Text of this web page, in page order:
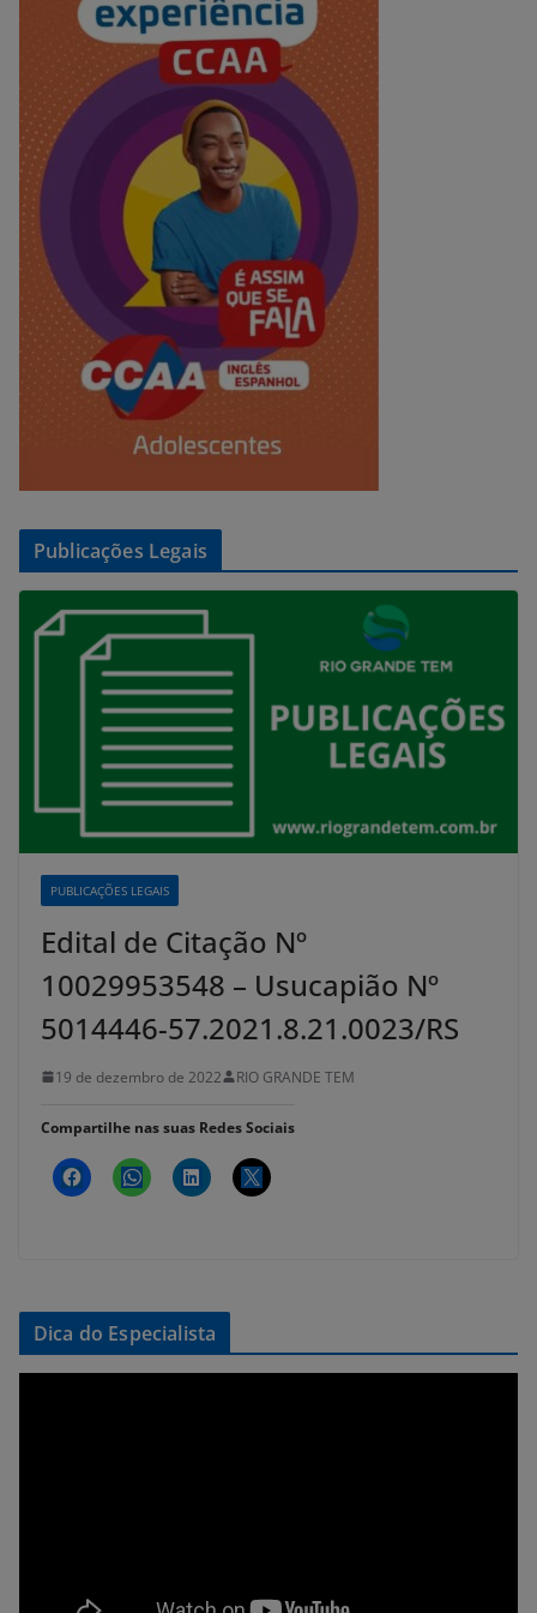
Publicações Legais
PUBLICAÇÕES LEGAIS
Edital de Citação Nº
10029953548 – Usucapião Nº
5014446-57.2021.8.21.0023/RS
19 de dezembro de 2022 RIO GRANDE TEM
Compartilhe nas suas Redes Sociais
Dica do Especialista